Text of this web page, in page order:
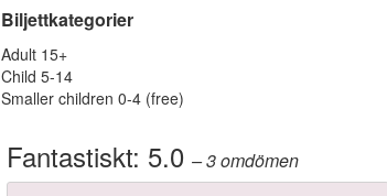
Biljettkategorier
Adult 15+
Child 5-14
Smaller children 0-4 (free)
Fantastiskt: 5.0– 3omdömen